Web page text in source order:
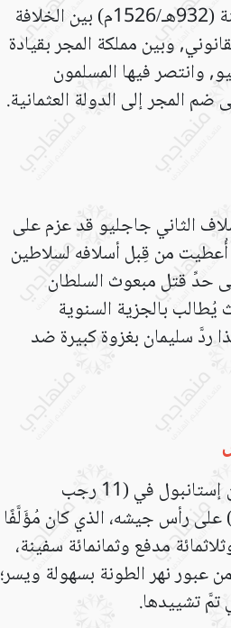
وقعت سنة (932هـ/1526م) بين الخلافة
وبين مملكة المجر بقيادة
وانتصر فيها المسلمون
ضم المجر إلى الدولة العثمانية.
الثاني جاجليو قد عزم على
من قِبل أسلافه لسلاطين
حدِّ قتل مبعوث السلطان
يُطالب بالجزية السنوية
ردَّ سليمان بغزوة كبيرة ضد
سار السلطان سليمان من إستانبول في (11 رجب
23 إبريل 1526م) على رأس جيشه، الذي كان مُؤَلَّفًا
مدفع وثمانمائة سفينة،
عبور نهر الطونة بسهولة ويسر؛
تمَّ تشييدها.